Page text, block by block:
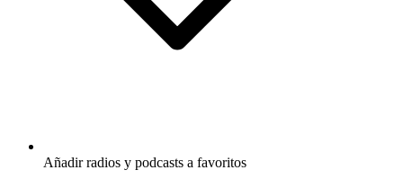
Añadir radios y podcasts a favoritos